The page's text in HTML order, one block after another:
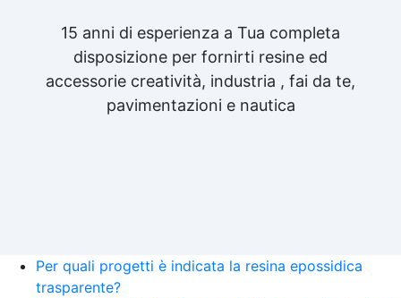
15 anni di esperienza a Tua completa
disposizione per fornirti resine ed
accessorie creatività, industria , fai da te,
pavimentazioni e nautica
Per quali progetti è indicata la resina epossidica
trasparente?